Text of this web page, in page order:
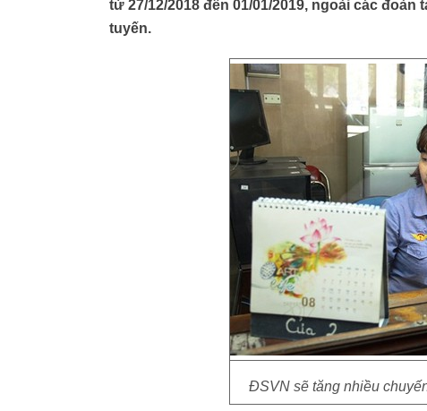
từ 27/12/2018 đến 01/01/2019, ngoài các
tuyến.
ĐSVN sẽ tăng nhiều